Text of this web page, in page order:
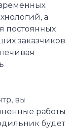
а
постоянных
заказчиков
вы
работы
будет